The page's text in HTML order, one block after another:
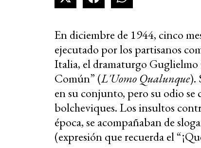
En diciembre de 1944, cinco
ejecutado por los partisanos
Italia, el dramaturgo
Común” (L'Uomo Qualunque).
en su conjunto, pero su odio
bolcheviques. Los insultos
época, se acompañaban de
(expresión que recuerda el